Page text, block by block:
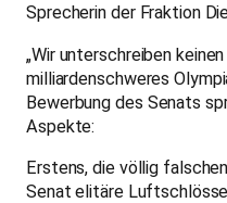
Sprecherin der Fraktion
„Wir unterschreiben
milliardenschweres
Bewerbung des Senats
Aspekte:
Erstens, die völlig
Senat elitäre